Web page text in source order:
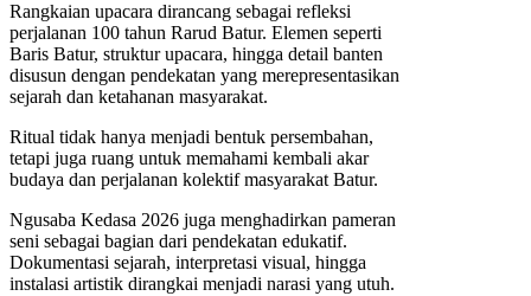
Rangkaian upacara dirancang sebagai refleksi
perjalanan 100 tahun Rarud Batur. Elemen seperti
Baris Batur, struktur upacara, hingga detail banten
disusun dengan pendekatan yang merepresentasikan
sejarah dan ketahanan masyarakat.
Ritual tidak hanya menjadi bentuk persembahan,
tetapi juga ruang untuk memahami kembali akar
budaya dan perjalanan kolektif masyarakat Batur.
Ngusaba Kedasa 2026 juga menghadirkan pameran
seni sebagai bagian dari pendekatan edukatif.
Dokumentasi sejarah, interpretasi visual, hingga
instalasi artistik dirangkai menjadi narasi yang utuh.